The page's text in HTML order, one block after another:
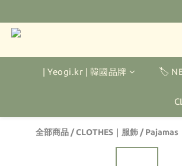
| Yeogi.kr | 韓國品牌 🏷️
全部商品 /CLOTHES｜服飾 /Pajamas